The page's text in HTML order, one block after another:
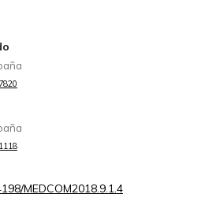
MEDCOM2018.9.1.4